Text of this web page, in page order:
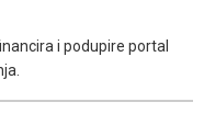
i podupire portal